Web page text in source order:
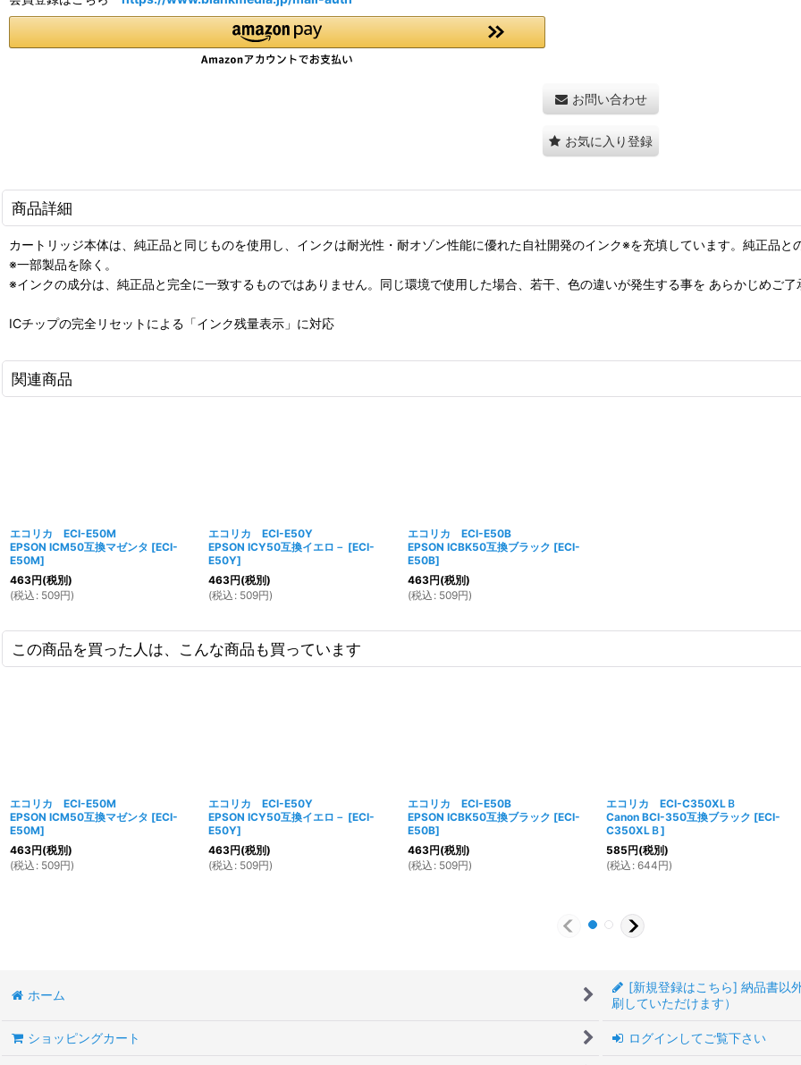
お問い合わせ
お気に入り登録
商品詳細
カートリッジ本体は、純正品と同じものを使用し、インクは耐光性・耐オゾン性能に優れた自社開発のインク※を充填しています。純正品と
※一部製品を除く。
※インクの成分は、純正品と完全に一致するものではありません。同じ環境で使用した場合、若干、色の違いが発生する事を あらかじめご了
ICチップの完全リセットによる「インク残量表示」に対応
関連商品
エコリカ ECI-E50M
EPSON ICM50互換マゼンタ [ECI-
E50M]
463円(税別)
(税込 : 509円)
エコリカ ECI-E50Y
EPSON ICY50互換イエロ－ [ECI-
E50Y]
463円(税別)
(税込 : 509円)
エコリカ ECI-E50B
EPSON ICBK50互換ブラック [ECI-
E50B]
463円(税別)
(税込 : 509円)
この商品を買った人は、こんな商品も買っています
エコリカ ECI-E50M
EPSON ICM50互換マゼンタ [ECI-
E50M]
463円(税別)
(税込 : 509円)
エコリカ ECI-E50Y
EPSON ICY50互換イエロ－ [ECI-
E50Y]
463円(税別)
(税込 : 509円)
エコリカ ECI-E50B
EPSON ICBK50互換ブラック [ECI-
E50B]
463円(税別)
(税込 : 509円)
エコリカ ECI-C350XLＢ
Canon BCI-350互換ブラック [ECI-
C350XLＢ]
585円(税別)
(税込 : 644円)
ホーム
[新規登録はこちら] 納品書以
刷していただけます）
ショッピングカート ログインしてご覧下さい